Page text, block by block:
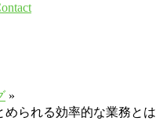
»
められる効率的な業務とは